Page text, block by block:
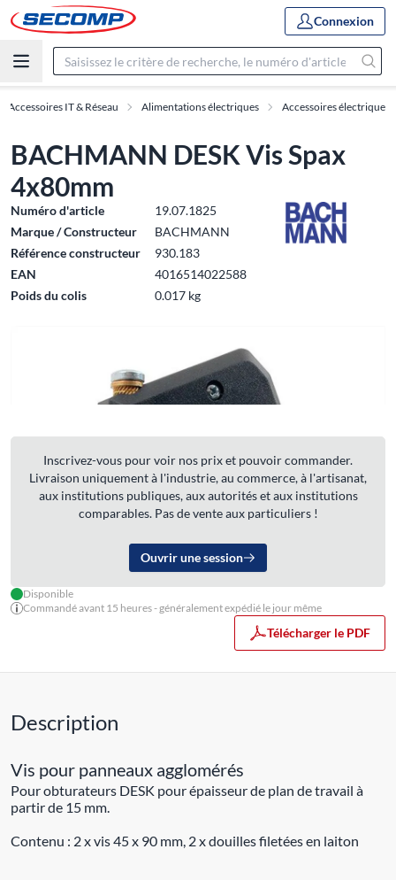
Connexion
Accessoires IT & Réseau Alimentations électriques Accessoires électrique
BACHMANN DESK Vis Spax
4x80mm
Numéro d'article
19.07.1825
Marque / Constructeur
BACHMANN
Référence constructeur
930.183
EAN
4016514022588
Poids du colis
0.017 kg
Inscrivez-vous pour voir nos prix et pouvoir commander.
Livraison uniquement à l'industrie, au commerce, à l'artisanat,
aux institutions publiques, aux autorités et aux institutions
comparables. Pas de vente aux particuliers !
Ouvrir une session
Disponible
Commandé avant 15 heures - généralement expédié le jour même
Télécharger le PDF
Description
Vis pour panneaux agglomérés
Pour obturateurs DESK pour épaisseur de plan de travail à
partir de 15 mm.
Contenu : 2 x vis 45 x 90 mm, 2 x douilles filetées en laiton